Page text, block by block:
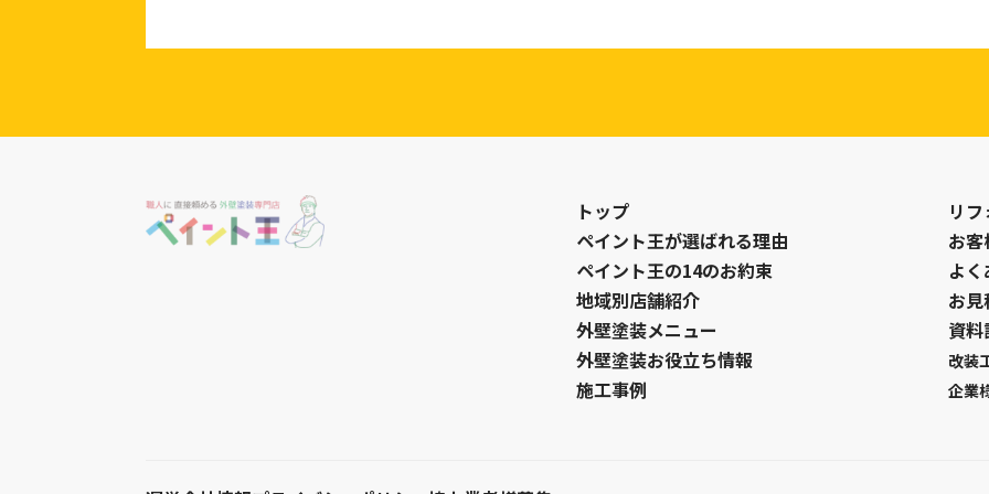
トップ
ペイント王が選ばれる理由
ペイント王の14のお約束
地域別店舗紹介
外壁塗装メニュー
外壁塗装お役立ち情報
施工事例
リ
お
よ
お
資
改装
企業